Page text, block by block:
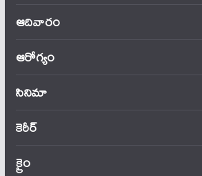
ఆదివారం
ఆరోగ్యం
సినిమా
కెరీర్
క్రైం